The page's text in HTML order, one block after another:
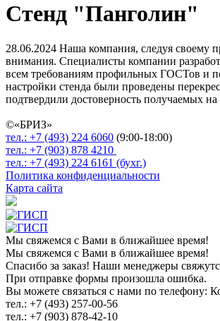
Стенд "Панголин"
28.06.2024 Наша компания, следуя своему
внимания. Специалисты компании
всем требованиям профильных ГОСТов и
настройки стенда были проведены
подтвердили достоверность получаемых на
©«БРИЗ»
тел.: +7 (493) 224 6060 (9:00-18:00)
тел.: +7 (903) 878 4210
тел.: +7 (493) 224 6161 (бухг.)
Политика конфиденциальности
Карта сайта
Мы свяжемся с Вами в ближайшее время!
Мы свяжемся с Вами в ближайшее время!
Спасибо за заказ! Наши менеджеры
При отправке формы произошла ошибка.
Вы можете связаться с нами по телефону:
тел.: +7 (493) 257-00-56
тел.: +7 (903) 878-42-10